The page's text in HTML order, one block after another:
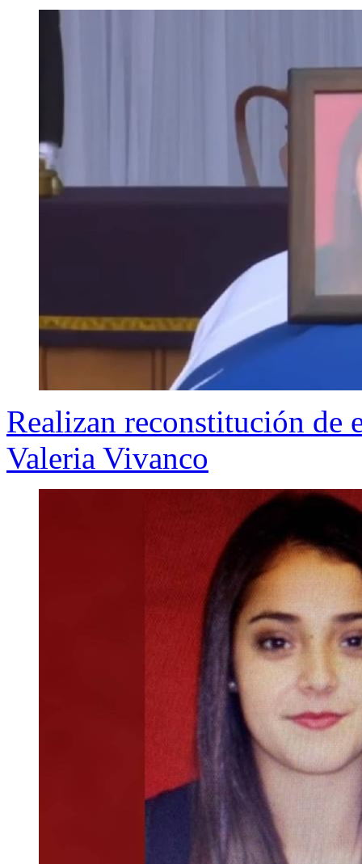
Realizan reconstitución de
Valeria Vivanco